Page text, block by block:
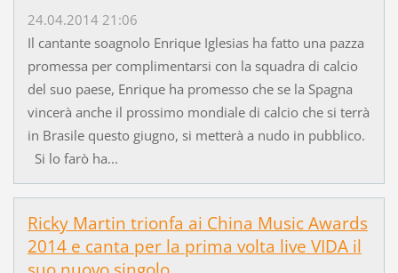
24.04.2014 21:06
Il cantante soagnolo Enrique Iglesias ha fatto una pazza
promessa per complimentarsi con la squadra di calcio
del suo paese, Enrique ha promesso che se la Spagna
vincerà anche il prossimo mondiale di calcio che si terrà
in Brasile questo giugno, si metterà a nudo in pubblico.
Si lo farò ha...
Ricky Martin trionfa ai China Music Awards
2014 e canta per la prima volta live VIDA il